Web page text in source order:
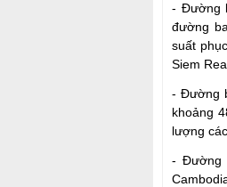
- Đường
đường
suất
Siem
- Đường
khoảng
lượng
- Đường